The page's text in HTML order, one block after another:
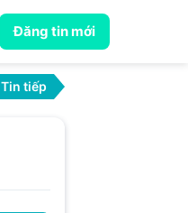
Đăng tin mới
Tin tiếp